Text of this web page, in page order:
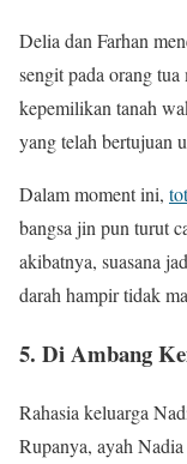
Delia dan Farhan
sengit pada orang
kepemilikan tanah
yang telah bertujuan
Dalam moment ini,
bangsa jin pun turut
akibatnya, suasana
darah hampir tidak
5. Di Ambang
Rahasia keluarga
Rupanya, ayah